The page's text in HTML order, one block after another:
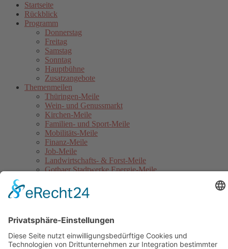
Startseite
Rückblick
Programm
Donnerstag
Freitag
Samstag
Sonntag
Hauptbühne
Zusatzangebote
Themenmeilen
Thüringen-Meile
Wein- und Genussmarkt
Kirchen-Meile
Familien- und Sport-Meile
Mobilitäts-Meile
Finanz-Meile
Job-Meile
Landwirtschafts- & Forst-Meile
Gothaer Stadtwerke Energie-Meile
Politik- & Europa-Meile
Jahrmarkt
Service
Hinweise für Anwohner
Touristinformation
Anfahrt